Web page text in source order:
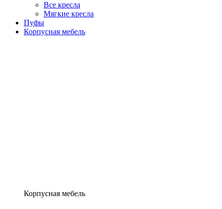
Все кресла
Мягкие кресла
Пуфы
Корпусная мебель
Корпусная мебель